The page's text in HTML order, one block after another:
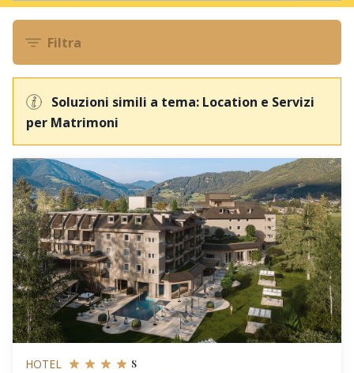
Filtra
Soluzioni simili a tema: Location e Servizi
per Matrimoni
HOTEL s